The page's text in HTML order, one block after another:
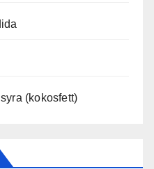
(kokosfett)